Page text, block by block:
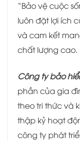
“Bảo vệ cuộc
luôn đặt lợi ích
và cam kết
chất lượng cao.
Công ty bảo
phần của gia
theo tri thức và
thập kỷ hoạt
công ty phát